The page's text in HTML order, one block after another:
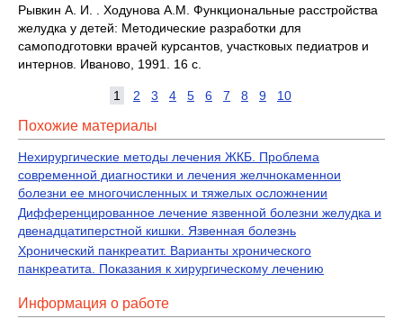
Рывкин А. И. . Ходунова А.М. Функциональные расстройства
желудка у детей: Методические разработки для
самоподготовки врачей курсантов, участковых педиатров и
интернов. Иваново, 1991. 16 с.
1 2 3 4 5 6 7 8 9 10
Похожие материалы
Нехирургические методы лечения ЖКБ. Проблема
современной диагностики и лечения желчнокаменнои
болезни ее многочисленных и тяжелых осложнении
Дифференцированное лечение язвенной болезни желудка и
двенадцатиперстной кишки. Язвенная болезнь
Хронический панкреатит. Варианты хронического
панкреатита. Показания к хирургическому лечению
Информация о работе